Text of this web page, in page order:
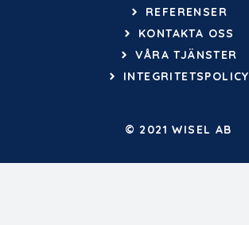
REFERENSER
KONTAKTA OSS
VÅRA TJÄNSTER
INTEGRITETSPOLICY
© 2021 WISEL AB